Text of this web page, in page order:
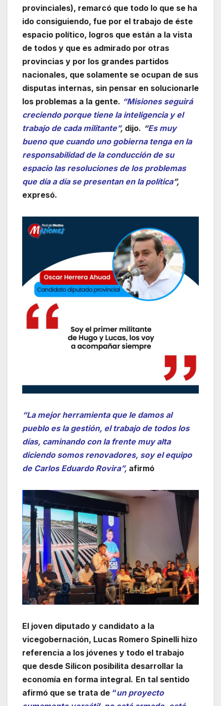
provinciales), remarcó que todo lo que se ha
ido consiguiendo, fue por el trabajo de éste
espacio político, logros que están a la vista
de todos y que es admirado por otras
provincias y por los grandes partidos
nacionales, que solamente se ocupan de sus
disputas internas, sin pensar en solucionarle
los problemas a la gente. “Misiones seguirá
creciendo porque tiene la inteligencia y el
trabajo de cada militante”, dijo. “Es muy
bueno que cuando uno gobierna tenga en la
responsabilidad de la conducción de su
espacio las resoluciones de los problemas
que día a día se presentan en la política”,
expresó.
“La mejor herramienta que le damos al
pueblo es la gestión, el trabajo de todos los
días, caminando con la frente muy alta
diciendo somos renovadores, soy el equipo
de Carlos Eduardo Rovira”, afirmó
El joven diputado y candidato a la
vicegobernación, Lucas Romero Spinelli hizo
referencia a los jóvenes y todo el trabajo
que desde Silicon posibilita desarrollar la
economía en forma integral. En tal sentido
afirmó que se trata de “un proyecto